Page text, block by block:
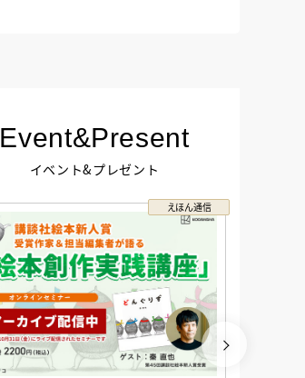
Event&Present
イベント&プレゼント
えほん通信